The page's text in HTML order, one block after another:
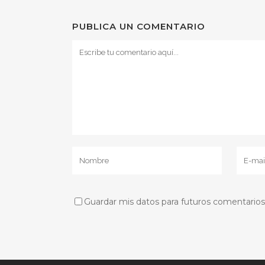
PUBLICA UN COMENTARIO
Guardar mis datos para futuros